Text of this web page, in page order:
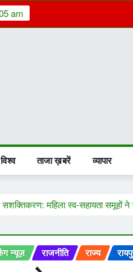
am
विश्व ताजा ख़बरें व्यापार
महिला स्व-सहायता समूहों ने
न्यूज़ राजनीति राज्य